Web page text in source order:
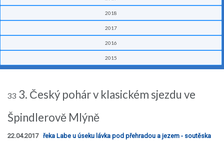
2018
2017
2016
2015
33 3. Český pohár v klasickém sjezdu ve
Špindlerově Mlýně
22.04.2017 řeka Labe u úseku lávka pod přehradou a jezem - soutěska